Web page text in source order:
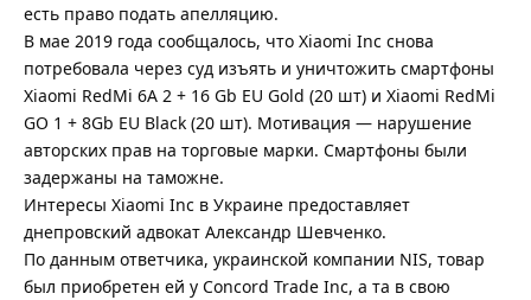
есть право подать апелляцию.
В мае 2019 года сообщалось, что Xiaomi Inc снова
потребовала через суд изъять и уничтожить смартфоны
Xiaomi RedMi 6A 2 + 16 Gb EU Gold (20 шт) и Xiaomi RedMi
GO 1 + 8Gb EU Black (20 шт). Мотивация — нарушение
авторских прав на торговые марки. Смартфоны были
задержаны на таможне.
Интересы Xiaomi Inc в Украине предоставляет
днепровский адвокат Александр Шевченко.
По данным ответчика, украинской компании NIS, товар
был приобретен ей у Concord Trade Inc, а та в свою